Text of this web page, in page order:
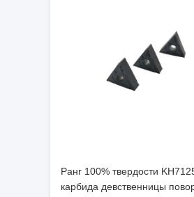
Ранг 100% твердости
карбида девственницы